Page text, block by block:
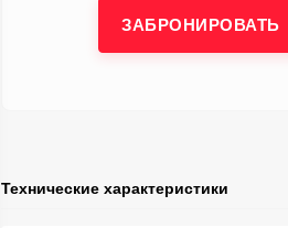
ЗАБРОНИРОВАТЬ
Технические характеристики